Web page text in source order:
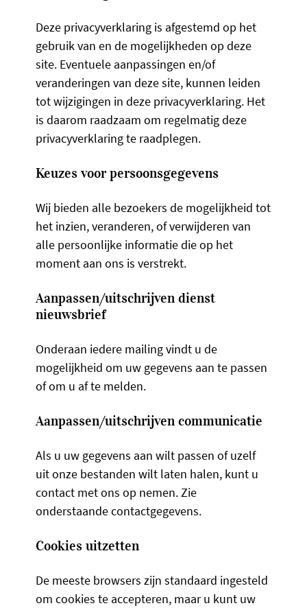
Deze privacyverklaring is afgestemd op het
gebruik van en de mogelijkheden op deze
site. Eventuele aanpassingen en/of
veranderingen van deze site, kunnen leiden
tot wijzigingen in deze privacyverklaring. Het
is daarom raadzaam om regelmatig deze
privacyverklaring te raadplegen.
Keuzes voor persoonsgegevens
Wij bieden alle bezoekers de mogelijkheid tot
het inzien, veranderen, of verwijderen van
alle persoonlijke informatie die op het
moment aan ons is verstrekt.
Aanpassen/uitschrijven dienst
nieuwsbrief
Onderaan iedere mailing vindt u de
mogelijkheid om uw gegevens aan te passen
of om u af te melden.
Aanpassen/uitschrijven communicatie
Als u uw gegevens aan wilt passen of uzelf
uit onze bestanden wilt laten halen, kunt u
contact met ons op nemen. Zie
onderstaande contactgegevens.
Cookies uitzetten
De meeste browsers zijn standaard ingesteld
om cookies te accepteren, maar u kunt uw